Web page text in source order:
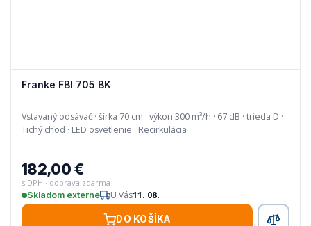
Franke FBI 705 BK
Vstavaný odsávač · šírka 70 cm · výkon 300 m³/h · 67 dB · trieda D ·
Tichý chod · LED osvetlenie · Recirkulácia
182,00 €
s DPH · doprava zdarma
Skladom externe
U Vás11. 08.
DO KOŠÍKA